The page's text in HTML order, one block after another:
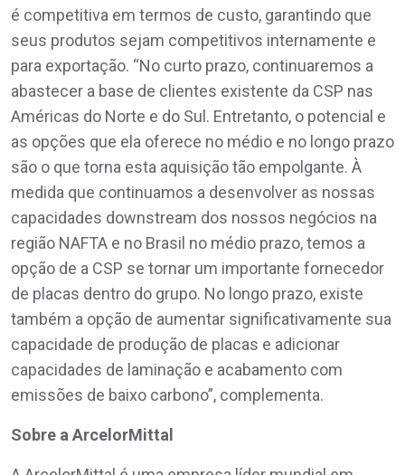
é competitiva em termos de custo, garantindo que
seus produtos sejam competitivos internamente e
para exportação. “No curto prazo, continuaremos a
abastecer a base de clientes existente da CSP nas
Américas do Norte e do Sul. Entretanto, o potencial e
as opções que ela oferece no médio e no longo prazo
são o que torna esta aquisição tão empolgante. À
medida que continuamos a desenvolver as nossas
capacidades downstream dos nossos negócios na
região NAFTA e no Brasil no médio prazo, temos a
opção de a CSP se tornar um importante fornecedor
de placas dentro do grupo. No longo prazo, existe
também a opção de aumentar significativamente sua
capacidade de produção de placas e adicionar
capacidades de laminação e acabamento com
emissões de baixo carbono”, complementa.
Sobre a ArcelorMittal